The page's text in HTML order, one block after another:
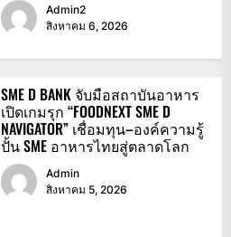
Admin2
สิงหาคม 6, 2026
SME D BANK จับมือสถาบันอาหาร
เปิดเกมรุก “FOODNEXT SME D
NAVIGATOR” เชื่อมทุน–องค์ความรู้
ปั้น SME อาหารไทยสู่ตลาดโลก
Admin
สิงหาคม 5, 2026